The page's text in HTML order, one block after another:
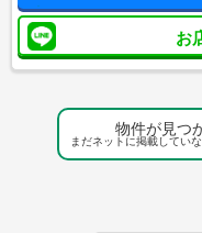
お
物件が見つ
まだネットに掲載してい